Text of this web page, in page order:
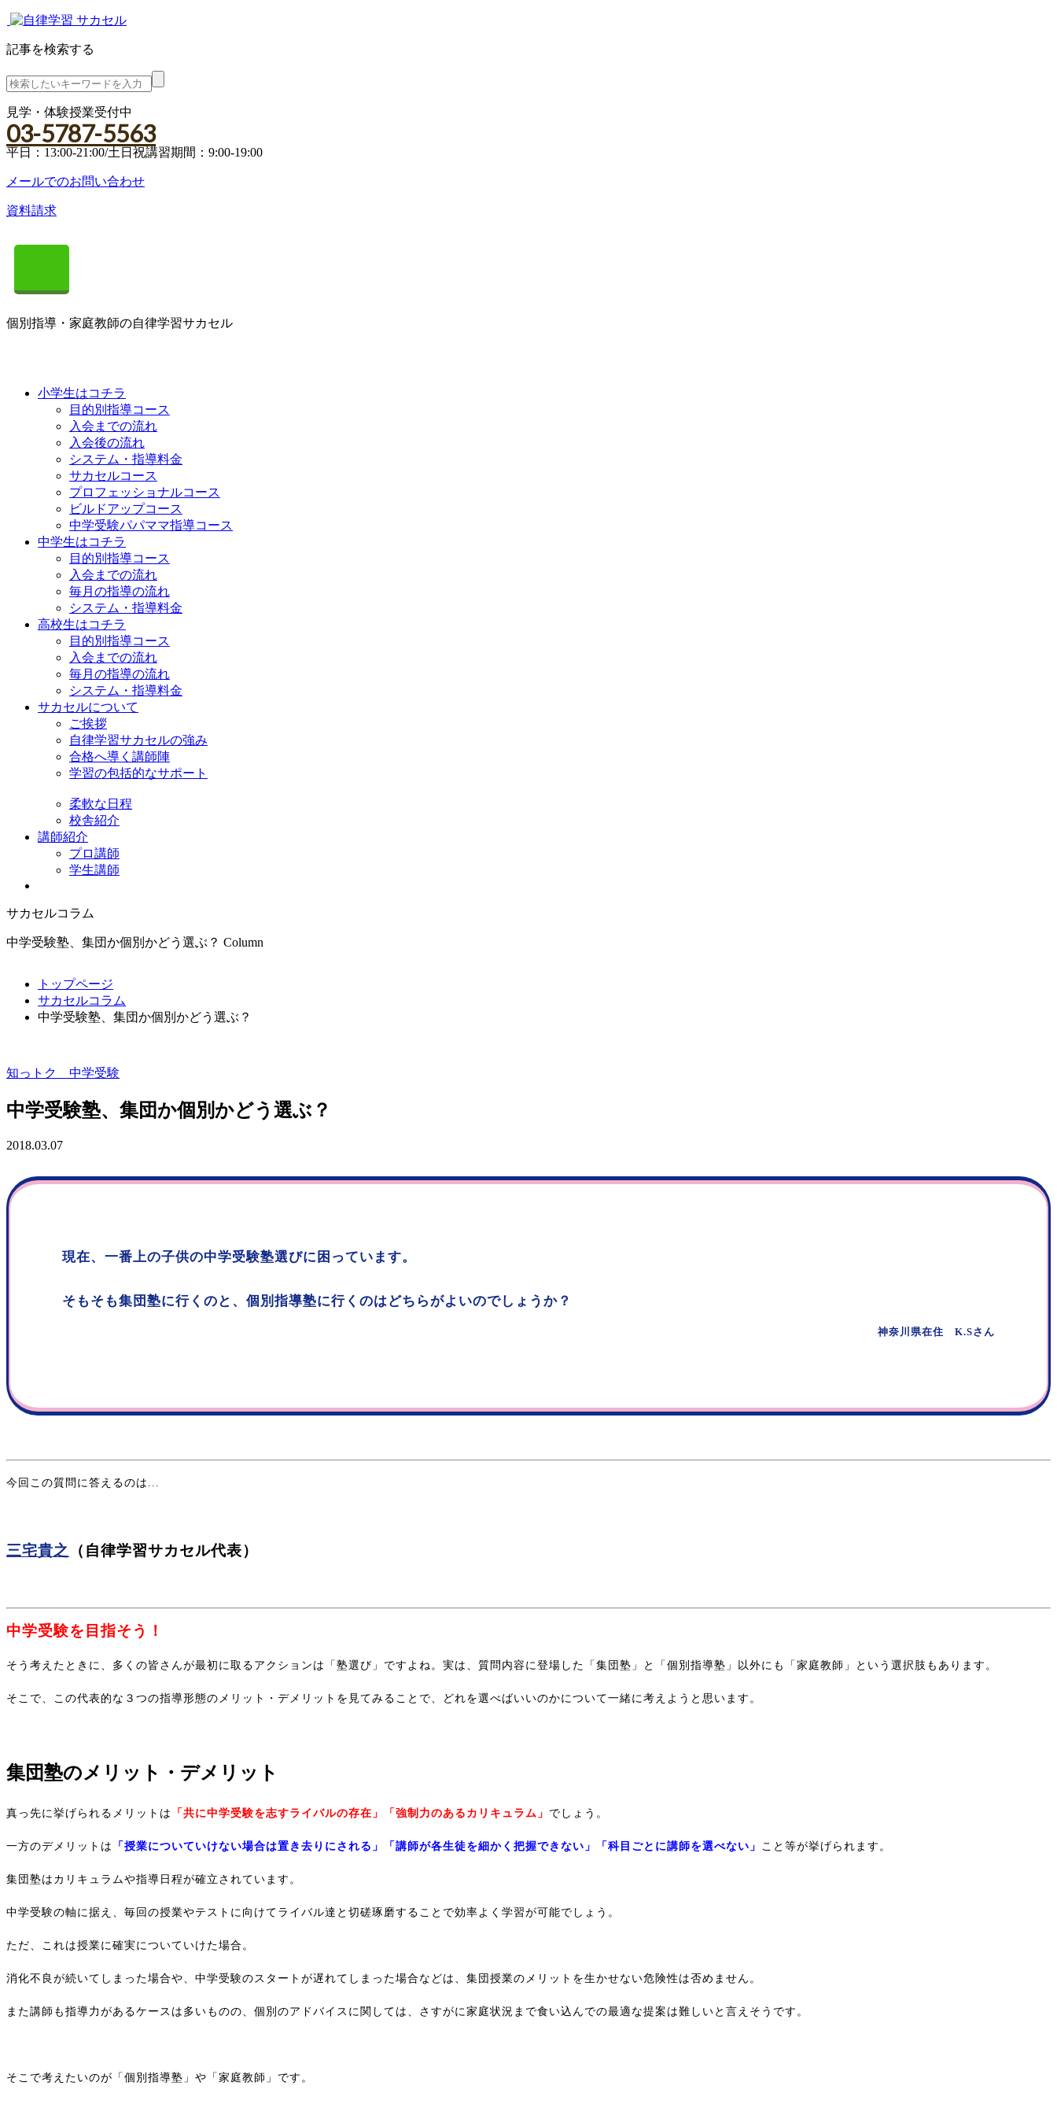
記事を検索する
見学・体験授業受付中
03-5787-5563
平日：13:00-21:00/土日祝講習期間：9:00-19:00
メールでのお問い合わせ
資料請求
個別指導・家庭教師の自律学習サカセル
小学生はコチラ
目的別指導コース
入会までの流れ
入会後の流れ
システム・指導料金
サカセルコース
プロフェッショナルコース
ビルドアップコース
中学受験パパママ指導コース
中学生はコチラ
目的別指導コース
入会までの流れ
毎月の指導の流れ
システム・指導料金
高校生はコチラ
目的別指導コース
入会までの流れ
毎月の指導の流れ
システム・指導料金
サカセルについて
ご挨拶
自律学習サカセルの強み
合格へ導く講師陣
学習の包括的なサポート
柔軟な日程
校舎紹介
講師紹介
プロ講師
学生講師
サカセルコラム
中学受験塾、集団か個別かどう選ぶ？ Column
トップページ
サカセルコラム
中学受験塾、集団か個別かどう選ぶ？
知っトク 中学受験
中学受験塾、集団か個別かどう選ぶ？
2018.03.07
現在、一番上の子供の中学受験塾選びに困っています。
そもそも集団塾に行くのと、個別指導塾に行くのはどちらがよいのでしょうか？
神奈川県在住 K.Sさん
今回この質問に答えるのは...
三宅貴之 （自律学習サカセル代表）
中学受験を目指そう！
そう考えたときに、多くの皆さんが最初に取るアクションは「塾選び」ですよね。実は、質問内容に登場した「集団塾」と「個別指導塾」以外にも「家庭教師」という選択肢もあります。
そこで、この代表的な３つの指導形態のメリット・デメリットを見てみることで、どれを選べばいいのかについて一緒に考えようと思います。
集団塾のメリット・デメリット
真っ先に挙げられるメリットは 「共に中学受験を志すライバルの存在」「強制力のあるカリキュラム」 でしょう。
一方のデメリットは 「授業についていけない場合は置き去りにされる」「講師が各生徒を細かく把握できない」「科目ごとに講師を選べない」 こと等が挙げられます。
集団塾はカリキュラムや指導日程が確立されています。
中学受験の軸に据え、毎回の授業やテストに向けてライバル達と切磋琢磨することで効率よく学習が可能でしょう。
ただ、これは授業に確実についていけた場合。
消化不良が続いてしまった場合や、中学受験のスタートが遅れてしまった場合などは、集団授業のメリットを生かせない危険性は否めません。
また講師も指導力があるケースは多いものの、個別のアドバイスに関しては、さすがに家庭状況まで食い込んでの最適な提案は難しいと言えそうです。
そこで考えたいのが「個別指導塾」や「家庭教師」です。